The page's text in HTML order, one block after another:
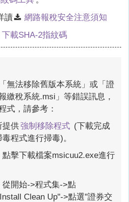
讀
網路報稅安全注意須知
下載SHA-2指紋碼
無法移除舊版本系統」或「證
繳稅系統.msi」等錯誤訊息，
式，請參考：
提供強制移除程式 (下載完成
程式進行掃毒)。
擊下載檔案msicuu2.exe進行
開始->程式集->點
Clean Up"->點選"證券交